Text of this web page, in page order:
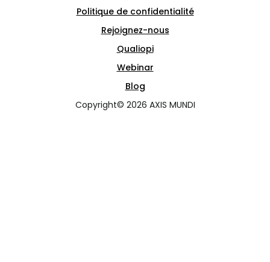
Politique de confidentialité
Rejoignez-nous
Qualiopi
Webinar
Blog
Copyright© 2026 AXIS MUNDI